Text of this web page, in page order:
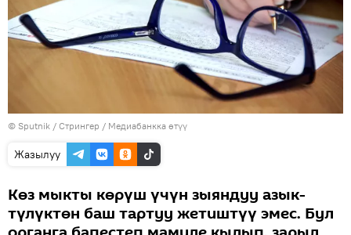
© Sputnik / Стрингер / Медиабанкка өтүү
Жазылуу
Көз мыкты көрүш үчүн зыяндуу азык-
түлүктөн баш тартуу жетиштүү эмес. Бул